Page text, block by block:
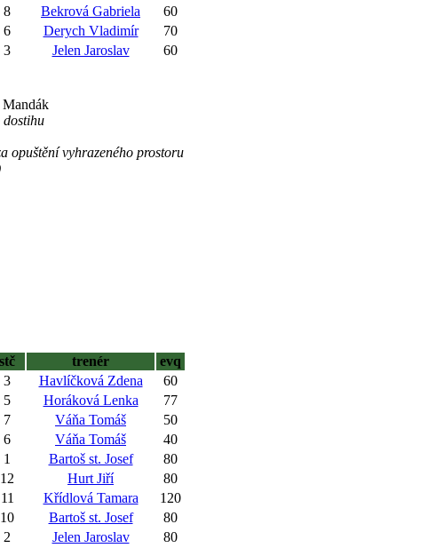
8 Bekrová Gabriela
60
6 Derych Vladimír
70
3 Jelen Jaroslav
60
dostihu
opuštění vyhrazeného prostoru
stč trenér
evq
3 Havlíčková Zdena
60
5 Horáková Lenka
77
7 Váňa Tomáš
50
6 Váňa Tomáš
40
1 Bartoš st. Josef
80
12 Hurt Jiří
80
11 Křídlová Tamara
120
10 Bartoš st. Josef
80
2 Jelen Jaroslav
80